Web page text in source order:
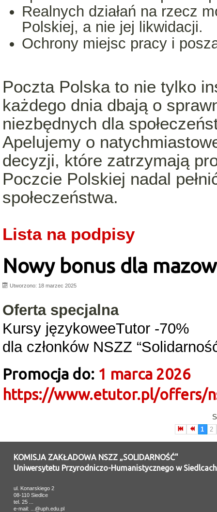
Realnych działań na rzecz
Polskiej, a nie jej likwidacji.
Ochrony miejsc pracy i
Poczta Polska to nie tylko
każdego dnia dbają o
niezbędnych dla
Apelujemy o
decyzji, które zatrzymają
Poczcie Polskiej nadal
społeczeństwa.
Lista na podpisy
Nowy bonus dla
Utworzono: 18 marzec 2025
Oferta specjalna
Kursy językoweeTutor -70%
dla członków NSZZ
Promocja do: 1 marca 2026
https://www.etutor.pl/offers/
1 2
KOMISJA ZAKŁADOWA NSZZ „SOLIDARNOŚĆ"
Uniwersytetu Przyrodniczo-Humanistycznego w Siedlcach
ul. Konarskiego 2
08-110 Siedlce
tel. 25 ...
e-mail: ...@uph.edu.pl